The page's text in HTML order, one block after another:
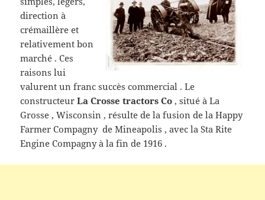
direction à
crémaillère et
relativement bon
marché . Ces
raisons lui
valurent un franc succès commercial . Le
constructeurLa Crosse tractors Co , situé à La
Grosse , Wisconsin , résulte de la fusion de la Happy
Farmer Compagny de Mineapolis , avec la Sta Rite
Engine Compagny à la fin de 1916 .